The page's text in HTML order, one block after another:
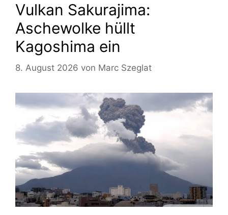
Vulkan Sakurajima:
Aschewolke hüllt
Kagoshima ein
8. August 2026 von Marc Szeglat